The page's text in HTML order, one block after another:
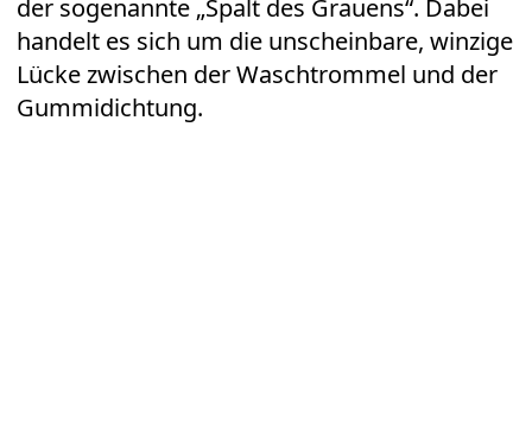
der sogenannte „Spalt des Grauens“. Dabei
handelt es sich um die unscheinbare, winzige
Lücke zwischen der Waschtrommel und der
Gummidichtung.